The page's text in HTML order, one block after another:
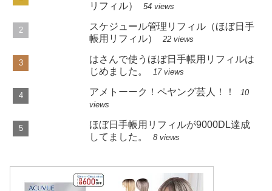
リフィル）
54 views
スケジュール管理リフィル（ほぼ日手
帳用リフィル）
22 views
はさんで使うほぼ日手帳用リフィルは
じめました。
17 views
アメトーーク！ペヤング芸人！！
10
views
ほぼ日手帳用リフィルが9000DL達成
してました。
8 views